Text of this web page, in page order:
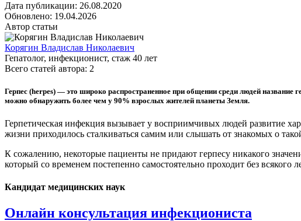
Дата публикации: 26.08.2020
Обновлено: 19.04.2026
Автор статьи
Корягин Владислав Николаевич
Гепатолог, инфекционист, стаж 40 лет
Всего статей автора: 2
Герпес (herpes) — это широко распространенное при общении среди людей
можно обнаружить более чем у 90% взрослых жителей планеты Земля.
Герпетическая инфекция вызывает у восприимчивых людей развитие
жизни приходилось сталкиваться самим или слышать от знакомых о
К сожалению, некоторые пациенты не придают герпесу никакого
который со временем постепенно самостоятельно проходит без всякого
Кандидат медицинских наук
Онлайн консультация инфекциониста